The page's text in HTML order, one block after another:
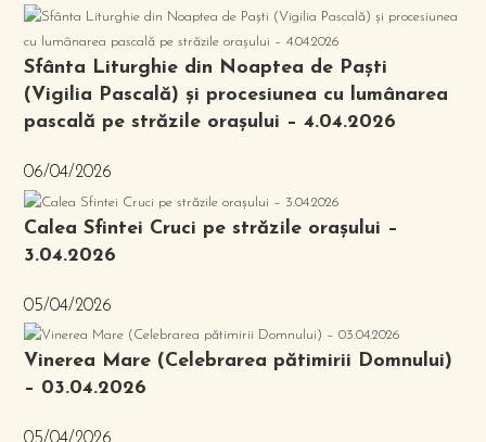
Sfânta Liturghie din Noaptea de Paști
(Vigilia Pascală) și procesiunea cu lumânarea
pascală pe străzile orașului – 4.04.2026
06/04/2026
Calea Sfintei Cruci pe străzile orașului –
3.04.2026
05/04/2026
Vinerea Mare (Celebrarea pătimirii Domnului)
– 03.04.2026
05/04/2026